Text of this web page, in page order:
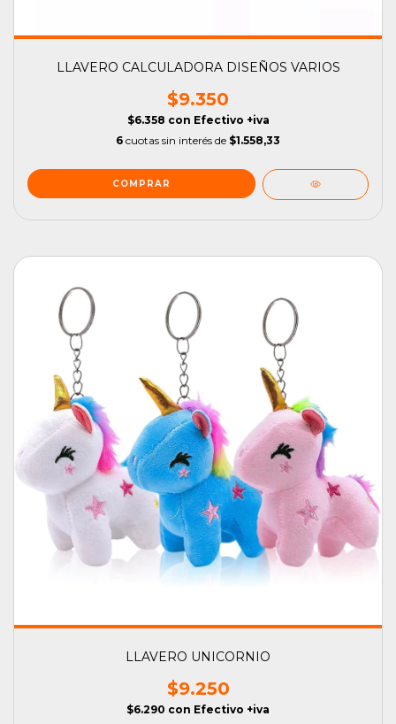
LLAVERO CALCULADORA DISEÑOS VARIOS
$9.350
$6.358 con Efectivo +iva
6 cuotas sin interés de $1.558,33
LLAVERO UNICORNIO
$9.250
$6.290 con Efectivo +iva